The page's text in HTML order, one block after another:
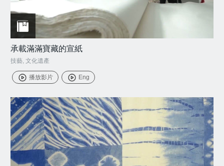
承載滿滿寶藏的宣紙
技藝, 文化遺產
播放影片 Eng